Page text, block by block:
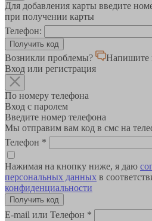
Для добавления карты введите
при получении карты
Телефон:
Возникли проблемы?
Напишите
Вход или регистрация
По номеру телефона
Вход с паролем
Введите номер телефона
Мы отправим вам код в смс на
Телефон *
Нажимая на кнопку ниже, я даю
персональных данных в
конфиденциальности
E-mail или Телефон *